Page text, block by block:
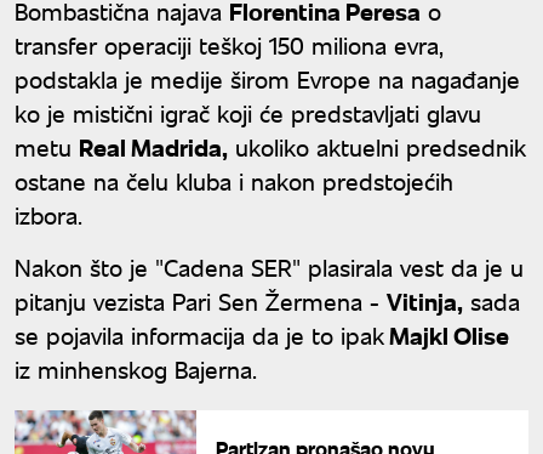
Bombastična najava Florentina Peresa o
transfer operaciji teškoj 150 miliona evra,
podstakla je medije širom Evrope na nagađanje
ko je mistični igrač koji će predstavljati glavu
metu Real Madrida, ukoliko aktuelni predsednik
ostane na čelu kluba i nakon predstojećih
izbora.
Nakon što je "Cadena SER" plasirala vest da je u
pitanju vezista Pari Sen Žermena - Vitinja, sada
se pojavila informacija da je to ipakMajkl Olise
iz minhenskog Bajerna.